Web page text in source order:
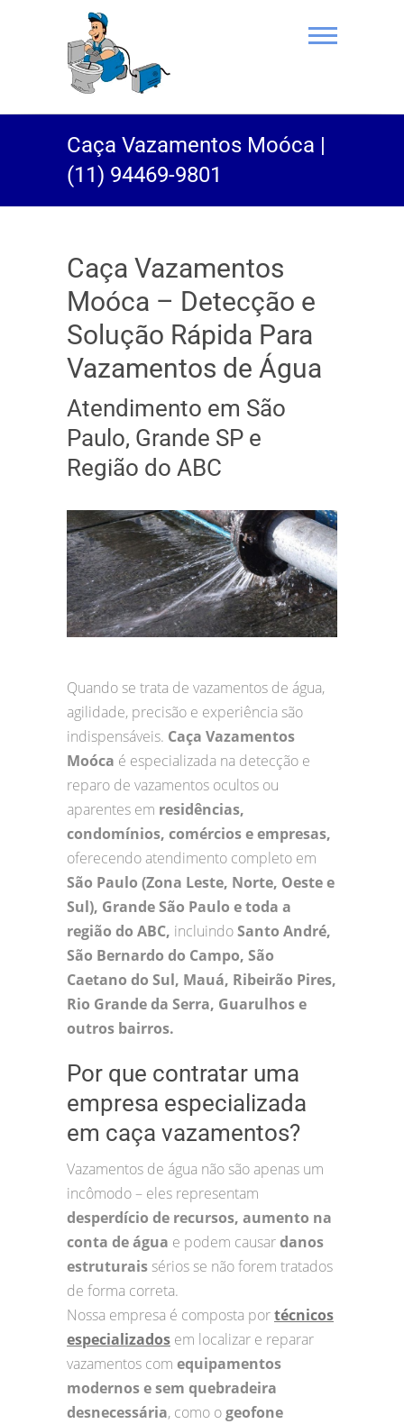
(11) 94469-
9801 |
Rei do Esgoto
Caça Vazamentos Moóca |
(11) 94469-9801
Caça Vazamentos
Moóca – Detecção e
Solução Rápida Para
Vazamentos de Água
Atendimento em São
Paulo, Grande SP e
Região do ABC
Quando se trata de vazamentos de água,
agilidade, precisão e experiência são
indispensáveis. Caça Vazamentos
Moóca é especializada na detecção e
reparo de vazamentos ocultos ou
aparentes em residências,
condomínios, comércios e empresas,
oferecendo atendimento completo em
São Paulo (Zona Leste, Norte, Oeste e
Sul), Grande São Paulo e toda a
região do ABC, incluindoSanto André,
São Bernardo do Campo, São
Caetano do Sul, Mauá, Ribeirão Pires,
Rio Grande da Serra, Guarulhos e
outros bairros.
Por que contratar uma
empresa especializada
em caça vazamentos?
Vazamentos de água não são apenas um
incômodo – eles representam
desperdício de recursos, aumento na
conta de água e podem causardanos
estruturais sérios se não forem tratados
de forma correta.
Nossa empresa é composta portécnicos
especializados em localizar e reparar
vazamentos com equipamentos
modernos e sem quebradeira
desnecessária, como ogeofone